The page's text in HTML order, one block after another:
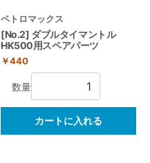
ペトロマックス
[No.2] ダブルタイマントル
HK500用スペアパーツ
￥440
数量
カートに入れる